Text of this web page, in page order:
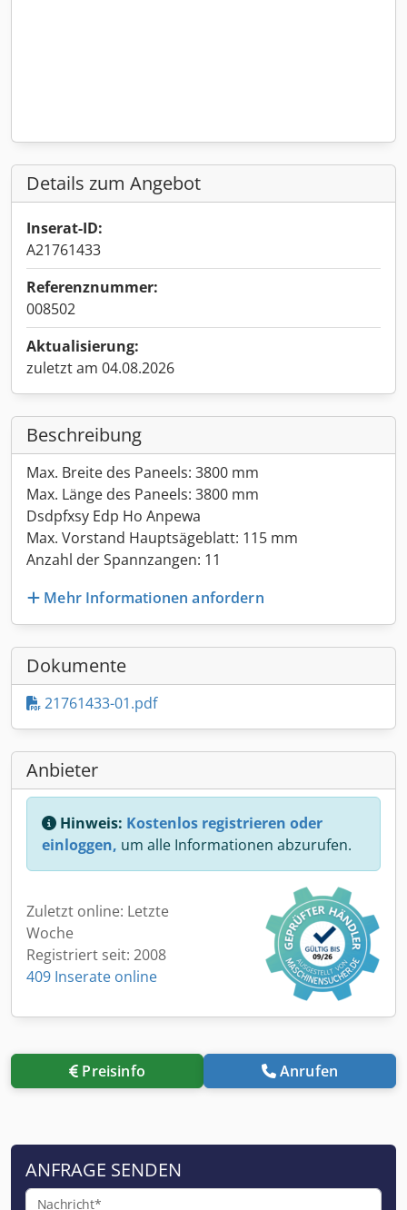
Details zum Angebot
Inserat-ID:
A21761433
Referenznummer:
008502
Aktualisierung:
zuletzt am 04.08.2026
Beschreibung
Max. Breite des Paneels: 3800 mm
Max. Länge des Paneels: 3800 mm
Dsdpfxsy Edp Ho Anpewa
Max. Vorstand Hauptsägeblatt: 115 mm
Anzahl der Spannzangen: 11
Mehr Informationen anfordern
Dokumente
21761433-01.pdf
Anbieter
Hinweis: Kostenlos registrieren oder
einloggen, um alle Informationen abzurufen.
Zuletzt online: Letzte
Woche
Registriert seit: 2008
409 Inserate online
Preisinfo Anrufen
ANFRAGE SENDEN
Nachricht*